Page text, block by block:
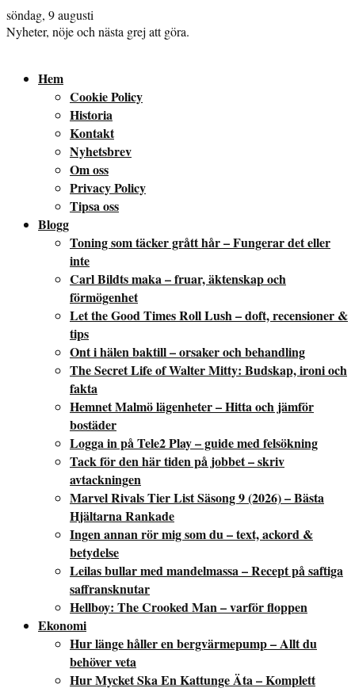
söndag, 9 augusti
Nyheter, nöje och nästa grej att göra.
Hem
Cookie Policy
Historia
Kontakt
Nyhetsbrev
Om oss
Privacy Policy
Tipsa oss
Blogg
Toning som täcker grått hår – Fungerar det eller
inte
Carl Bildts maka – fruar, äktenskap och
förmögenhet
Let the Good Times Roll Lush – doft, recensioner &
tips
Ont i hälen baktill – orsaker och behandling
The Secret Life of Walter Mitty: Budskap, ironi och
fakta
Hemnet Malmö lägenheter – Hitta och jämför
bostäder
Logga in på Tele2 Play – guide med felsökning
Tack för den här tiden på jobbet – skriv
avtackningen
Marvel Rivals Tier List Säsong 9 (2026) – Bästa
Hjältarna Rankade
Ingen annan rör mig som du – text, ackord &
betydelse
Leilas bullar med mandelmassa – Recept på saftiga
saffransknutar
Hellboy: The Crooked Man – varför floppen
Ekonomi
Hur länge håller en bergvärmepump – Allt du
behöver veta
Hur Mycket Ska En Kattunge Äta – Komplett